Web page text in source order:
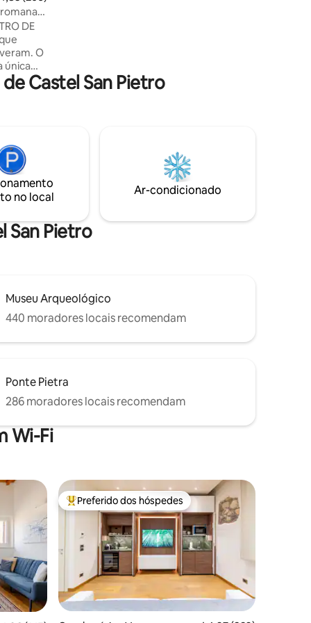
DE
O
única
San
o
e
curtir
Castel San Pietro
no local
Ar-condicionado
San Pietro
Museu Arqueológico
440 moradores locais recomendam
Ponte Pietra
286 moradores locais recomendam
Wi-Fi
hóspedes Entre os melhores preferidos dos hóspedes
Preferido dos hóspedes